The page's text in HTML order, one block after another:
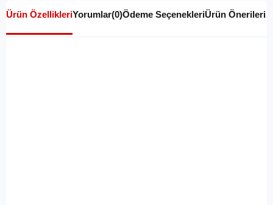
Ürün ÖzellikleriYorumlar(0)Ödeme SeçenekleriÜrün Önerileri